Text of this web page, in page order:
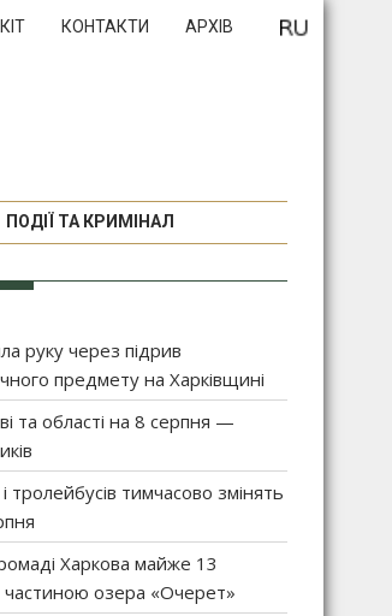
КОНТАКТИ АРХІВ
ПОДІЇ ТА КРИМІНАЛ
руку через підрив
предмету на Харківщині
та області на 8 серпня —
тролейбусів тимчасово змінять
Харкова майже 13
частиною озера «Очерет»